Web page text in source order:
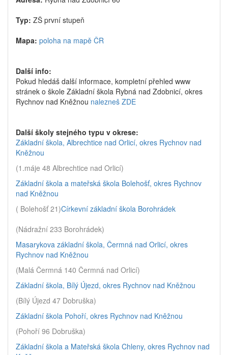
Typ: ZŠ první stupeň
Mapa: poloha na mapě ČR
Další info:
Pokud hledáš další informace, kompletní přehled www
stránek o škole Základní škola Rybná nad Zdobnicí, okres
Rychnov nad Kněžnou nalezneš ZDE
Další školy stejného typu v okrese:
Základní škola, Albrechtice nad Orlicí, okres Rychnov nad
Kněžnou
(1.máje 48 Albrechtice nad Orlicí)
Základní škola a mateřská škola Bolehošť, okres Rychnov
nad Kněžnou
( Bolehošť 21)Církevní základní škola Borohrádek
(Nádražní 233 Borohrádek)
Masarykova základní škola, Čermná nad Orlicí, okres
Rychnov nad Kněžnou
(Malá Čermná 140 Čermná nad Orlicí)
Základní škola, Bílý Újezd, okres Rychnov nad Kněžnou
(Bílý Újezd 47 Dobruška)
Základní škola Pohoří, okres Rychnov nad Kněžnou
(Pohoří 96 Dobruška)
Základní škola a Mateřská škola Chleny, okres Rychnov nad